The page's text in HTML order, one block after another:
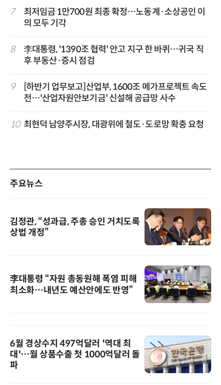
7
최저임금 1만700원 최종 확정…노동계·소상공인 이
의 모두 기각
8
李대통령, '1390조 협력' 안고 지구 한 바퀴…귀국 직
후 부동산·증시 점검
9
[하반기 업무보고]산업부, 1600조 메가프로젝트 속도
전…'산업자원안보기금' 신설해 공급망 사수
10 최현덕 남양주시장, 대광위에 철도·도로망 확충 요청
주요뉴스
김정관, “성과급, 주총 승인 거치도록
상법 개정”
李대통령 “자원 총동원해 폭염 피해
최소화…내년도 예산안에도 반영”
6월 경상수지 497억달러 '역대 최
대'…월 상품수출 첫 1000억달러 돌
파